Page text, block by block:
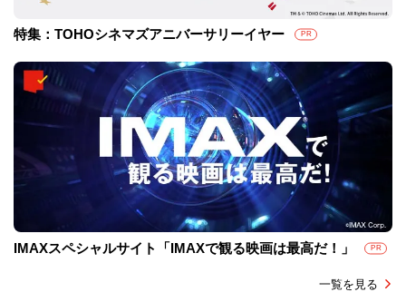
特集：TOHOシネマズアニバーサリーイヤー PR
IMAXスペシャルサイト「IMAXで観る映画は最高だ！」 PR
一覧を見る